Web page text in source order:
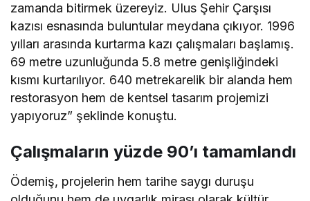
zamanda bitirmek üzereyiz. Ulus Şehir Çarşısı
kazısı esnasında buluntular meydana çıkıyor. 1996
yılları arasında kurtarma kazı çalışmaları başlamış.
69 metre uzunluğunda 5.8 metre genişliğindeki
kısmı kurtarılıyor. 640 metrekarelik bir alanda hem
restorasyon hem de kentsel tasarım projemizi
yapıyoruz” şeklinde konuştu.
Çalışmaların yüzde 90’ı tamamlandı
Ödemiş, projelerin hem tarihe saygı duruşu